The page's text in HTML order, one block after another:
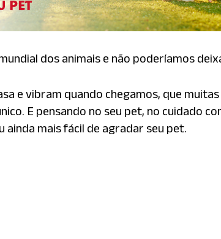
dos animais e não poderíamos
e vibram quando chegamos, que
E pensando no seu pet, no cuidado
mais fácil de agradar seu pet.